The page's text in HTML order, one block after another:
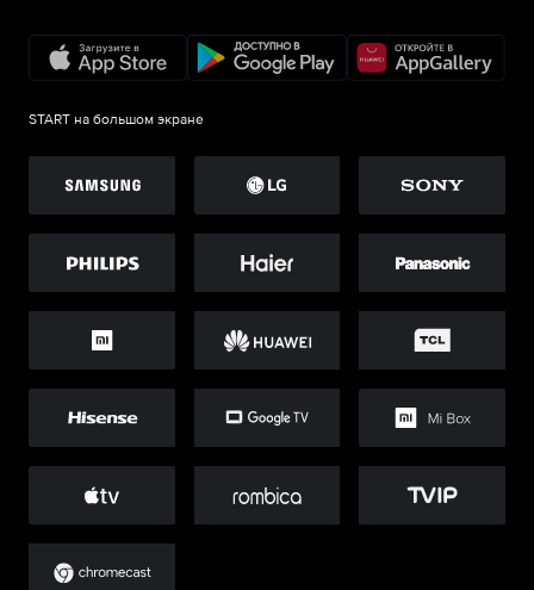
START на большом экране